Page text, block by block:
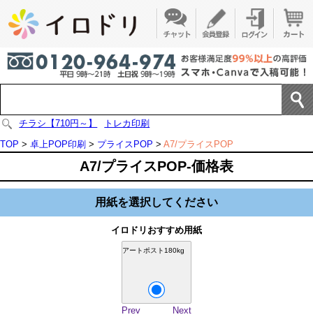
チラシ【710円～】
トレカ印刷
TOP > 卓上POP印刷 > プライスPOP > A7/プライスPOP
A7/プライスPOP-価格表
用紙を選択してください
イロドリおすすめ用紙
アートポスト180kg
Prev
Next